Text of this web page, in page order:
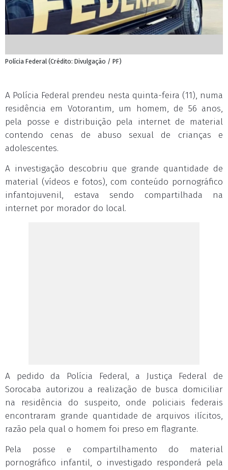
Polícia Federal (Crédito: Divulgação / PF)
A Polícia Federal prendeu nesta quinta-feira (11), numa
residência em Votorantim, um homem, de 56 anos,
pela posse e distribuição pela internet de material
contendo cenas de abuso sexual de crianças e
adolescentes.
A investigação descobriu que grande quantidade de
material (vídeos e fotos), com conteúdo pornográfico
infantojuvenil, estava sendo compartilhada na
internet por morador do local.
A pedido da Polícia Federal, a Justiça Federal de
Sorocaba autorizou a realização de busca domiciliar
na residência do suspeito, onde policiais federais
encontraram grande quantidade de arquivos ilícitos,
razão pela qual o homem foi preso em flagrante.
Pela posse e compartilhamento do material
pornográfico infantil, o investigado responderá pela